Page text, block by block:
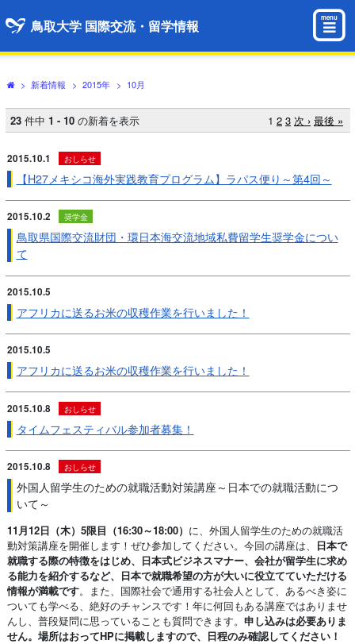
鳥取大学 国際交流・留学情報 menu
> 新着情報 > 2015年 > 10月
23 件中 1 - 10 の新着を表示 1 2 3 次 › 最後 »
2015.10.1 おしらせ
【H27メキシコ海外実践教育プログラム】ラパス便り～第4回～
2015.10.2 奨学金
鳥取県国際交流財団・環日本海交流地域私費留学生奨学金につい
て
2015.10.5
アフリカに送るお米の収穫作業を行いました！
2015.10.5
アフリカに送るお米の収穫作業を行いました！
2015.10.8 おしらせ
タイムフェスティバル参加者募集！
2015.10.8 おしらせ
外国人留学生のための就職活動対策講座～日本での就職活動につ
いて～
11 月12日（木）5限目（16:30～18:00） に、外国人留学生のための就職活
動対策講座を開催します！ぜひ参加してください。今回の講座は、
日本で
就職する際の特徴をはじめ、日本式ビジネスマナー、会社が留学生に求め
る能力を紹介するなど、日本で就職希望の方が大いに役立てていただける
情報が満載です。
また、国際社会で通用する社会人として、あるべき姿に
ついても学べる、絶好のチャンスです！年に何回もある講座ではありませ
んし、普段疑問に思っていることも質問できます。申し込みは必要ありま
せん。場所はおってHPに掲載しますので、日程のみ確認してください！